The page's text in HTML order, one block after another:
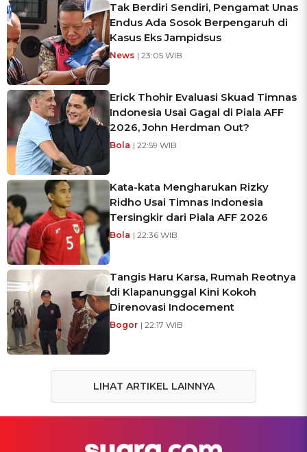
Tak Berdiri Sendiri, Pengamat Unas
Endus Ada Sosok Berpengaruh di
Kasus Eks Jampidsus
News | 23:05 WIB
Erick Thohir Evaluasi Skuad Timnas
Indonesia Usai Gagal di Piala AFF
2026, John Herdman Out?
Bola | 22:59 WIB
Kata-kata Mengharukan Rizky
Ridho Usai Timnas Indonesia
Tersingkir dari Piala AFF 2026
Bola | 22:36 WIB
Tangis Haru Karsa, Rumah Reotnya
di Klapanunggal Kini Kokoh
Direnovasi Indocement
Bogor | 22:17 WIB
LIHAT ARTIKEL LAINNYA